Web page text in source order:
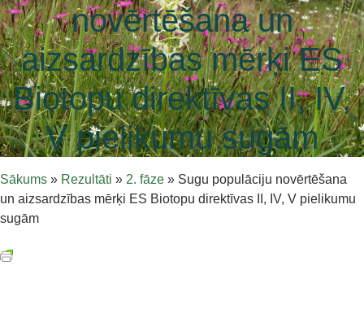
novērtēšana un
aizsardzības mērķi ES
Biotopu direktīvas II, IV,
V pielikumu sugām
Sākums » Rezultāti » 2. fāze » Sugu populāciju novērtēšana
un aizsardzības mērķi ES Biotopu direktīvas II, IV, V pielikumu
sugām